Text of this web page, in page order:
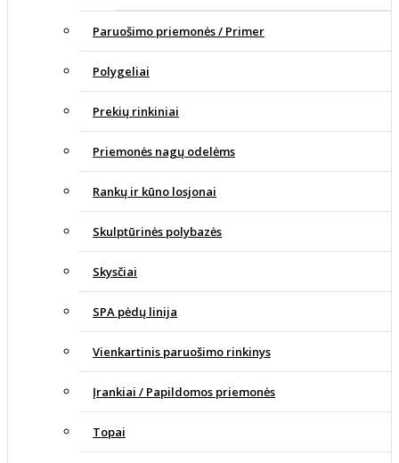
Paruošimo priemonės / Primer
Polygeliai
Prekių rinkiniai
Priemonės nagų odelėms
Rankų ir kūno losjonai
Skulptūrinės polybazės
Skysčiai
SPA pėdų linija
Vienkartinis paruošimo rinkinys
Įrankiai / Papildomos priemonės
Topai